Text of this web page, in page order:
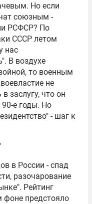
Но если
союзным -
РСФСР? По
СССР летом
нас
В воздухе
то военным
не
заслугу, что он
е годы. Но
- шаг к
в России - спад
разочарование
Рейтинг
фоне предстояло